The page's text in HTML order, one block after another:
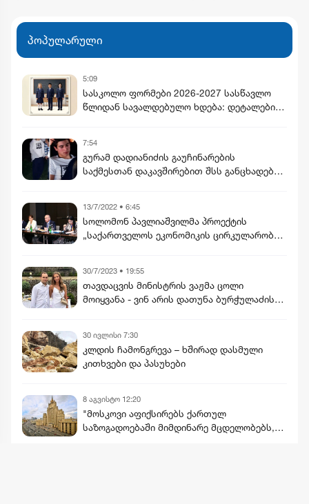
პოპულარული
5:09
სასკოლო ფორმები 2026-2027 სასწავლო
წლიდან სავალდებულო ხდება: დეტალები,
7:54
გურამ დადიანიძის გაუჩინარების
საქმესთან დაკავშირებით შსს განცხადებას
13/7/2022 • 6:45
სოლომონ პავლიაშვილმა პროექტის
„საქართველოს ეკონომიკის ცირკულარობის
მონაწილეობა
30/7/2023 • 19:55
თავდაცვის მინისტრის ვაჟმა ცოლი
მოიყვანა - ვინ არის დათუნა ბურჭულაძის
30 ივლისი 7:30
კლდის ჩამონგრევა – ხშირად დასმული
კითხვები და პასუხები
8 აგვისტო 12:20
"მოსკოვი აფიქსირებს ქართულ
საზოგადოებაში მიმდინარე მცდელობებს,